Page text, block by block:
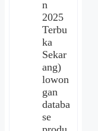
n
2025
Terbu
ka
Sekar
ang)
lowon
gan
databa
se